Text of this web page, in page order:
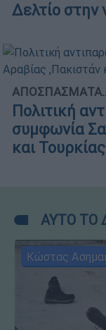
Δελτίο στην
Πολιτική
συμφωνία
και Τουρκίας
ΑΥΤΟ ΤΟ
Κώστας